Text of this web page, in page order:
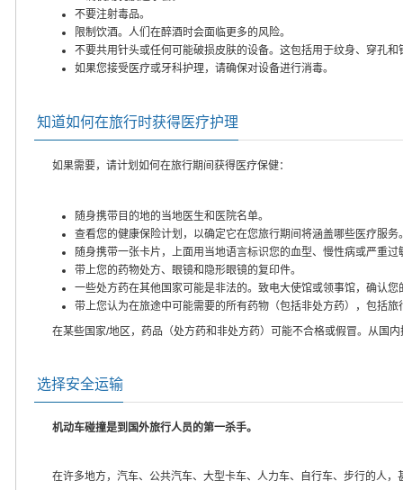
不要注射毒品。
限制饮酒。人们在醉酒时会面临更多的风险。
不要共用针头或任何可能破损皮肤的设备。这包括用于纹身、穿孔和
如果您接受医疗或牙科护理，请确保对设备进行消毒。
知道如何在旅行时获得医疗护理
如果需要，请计划如何在旅行期间获得医疗保健：
随身携带目的地的当地医生和医院名单。
查看您的健康保险计划，以确定它在您旅行期间将涵盖哪些医疗服
随身携带一张卡片，上面用当地语言标识您的血型、慢性病或严重
带上您的药物处方、眼镜和隐形眼镜的复印件。
一些处方药在其他国家可能是非法的。致电大使馆或领事馆，确认
带上您认为在旅途中可能需要的所有药物（包括非处方药），包括
在某些国家/地区，药品（处方药和非处方药）可能不合格或假冒。从国
选择安全运输
机动车碰撞是到国外旅行人员的第一杀手。
在许多地方，汽车、公共汽车、大型卡车、人力车、自行车、步行的人